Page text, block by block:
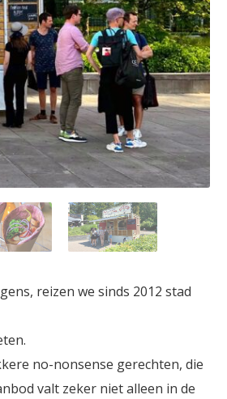
reizen we sinds 2012 stad
no-nonsense gerechten, die
valt zeker niet alleen in de